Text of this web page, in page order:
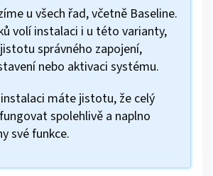
u všech řad, včetně Baseline.
volí instalaci i u této varianty,
správného zapojení,
nebo aktivaci systému.
máte jistotu, že celý
spolehlivě a naplno
své funkce.